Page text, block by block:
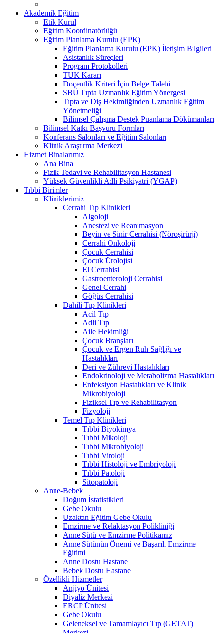
Akademik Eğitim
Etik Kurul
Eğitim Koordinatörlüğü
Eğitim Planlama Kurulu (EPK)
Eğitim Planlama Kurulu (EPK) İletişim Bilgileri
Asistanlık Süreçleri
Program Protokolleri
TUK Kararı
Doçentlik Kriteri İçin Belge Talebi
SBÜ Tıpta Uzmanlık Eğitim Yönergesi
Tıpta ve Diş Hekimliğinden Uzmanlık Eğitim
Yönetmeliği
Bilimsel Çalışma Destek Puanlama Dökümanları
Bilimsel Katkı Başvuru Formları
Konferans Salonları ve Eğitim Salonları
Klinik Araştırma Merkezi
Hizmet Binalarımız
Ana Bina
Fizik Tedavi ve Rehabilitasyon Hastanesi
Yüksek Güvenlikli Adli Psikiyatri (YGAP)
Tıbbi Birimler
Kliniklerimiz
Cerrahi Tıp Klinikleri
Algoloji
Anestezi ve Reanimasyon
Beyin ve Sinir Cerrahisi (Nöroşirürji)
Cerrahi Onkoloji
Çocuk Cerrahisi
Çocuk Ürolojisi
El Cerrahisi
Gastroenteroloji Cerrahisi
Genel Cerrahi
Göğüs Cerrahisi
Dahili Tıp Klinikleri
Acil Tıp
Adli Tıp
Aile Hekimliği
Çocuk Branşları
Çocuk ve Ergen Ruh Sağlığı ve
Hastalıkları
Deri ve Zührevi Hastalıkları
Endokrinoloji ve Metabolizma Hastalıkları
Enfeksiyon Hastalıkları ve Klinik
Mikrobiyoloji
Fiziksel Tıp ve Rehabilitasyon
Fizyoloji
Temel Tıp Klinikleri
Tıbbi Biyokimya
Tıbbi Mikoloji
Tıbbi Mikrobiyoloji
Tıbbi Viroloji
Tıbbi Histoloji ve Embriyoloji
Tıbbi Patoloji
Sitopatoloji
Anne-Bebek
Doğum İstatistikleri
Gebe Okulu
Uzaktan Eğitim Gebe Okulu
Emzirme ve Relaktasyon Polikliniği
Anne Sütü ve Emzirme Politikamız
Anne Sütünün Önemi ve Başarılı Emzirme
Eğitimi
Anne Dostu Hastane
Bebek Dostu Hastane
Özellikli Hizmetler
Anjiyo Ünitesi
Diyaliz Merkezi
ERCP Ünitesi
Gebe Okulu
Geleneksel ve Tamamlayıcı Tıp (GETAT)